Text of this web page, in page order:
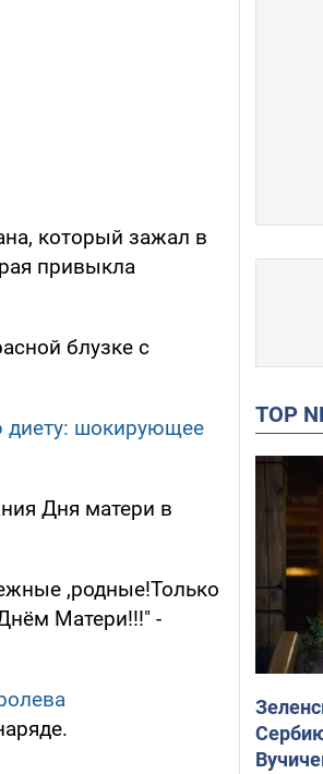
который зажал в
привыкла
блузке с
диету: шокирующее
Дня матери в
,родные!Только
Матери!!!" -
TOP